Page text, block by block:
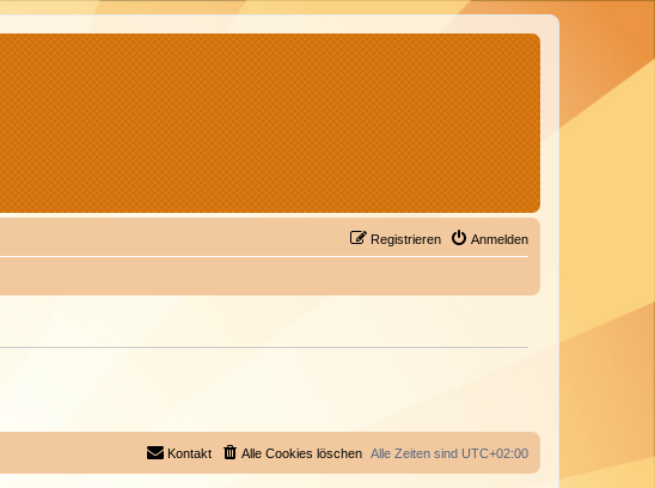
Anmelden
Registrieren
Alle Zeiten sind UTC+02:00
Alle Cookies löschen
Kontakt